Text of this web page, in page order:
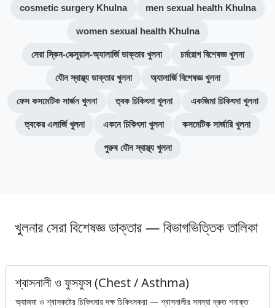
cosmetic surgery Khulna men sexual health Khulna
women sexual health Khulna
সেরা স্কিন-সেক্সুয়াল-অ্যালার্জি ডাক্তার খুলনা চর্মরোগ বিশেষজ্ঞ খুলনা
যৌন স্বাস্থ্য ডাক্তার খুলনা অ্যালার্জি বিশেষজ্ঞ খুলনা
ফেস কসমেটিক সার্জন খুলনা ত্বক চিকিৎসা খুলনা একজিমা চিকিৎসা খুলনা
ত্বকের এলার্জি খুলনা একনে চিকিৎসা খুলনা কসমেটিক সার্জারি খুলনা
পুরুষ যৌন স্বাস্থ্য খুলনা
খুলনার সেরা বিশেষজ্ঞ ডাক্তার — বিভাগভিত্তিক তালিকা
শ্বাসনালী ও ফুসফুস (Chest / Asthma)
অ্যাজমা ও শ্বাসকষ্টের চিকিৎসায় দক্ষ চিকিৎসকরা — শ্বাসনালীর সমস্যা দ্রুত শনাক্ত